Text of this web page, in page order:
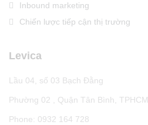
Inbound marketing
Chiến lược tiếp cận thị trường
Levica
Lầu 04, số 03 Bạch Đằng
Phường 02 , Quận Tân Bình, TPHCM
Phone: 0932 164 728